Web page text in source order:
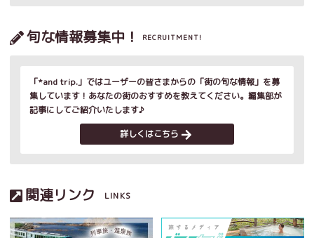
旬な情報募集中！ RECRUITMENT!
「*and trip.」ではユーザーの皆さまからの「街の旬な情報」を募
集しています！あなたの街のおすすめを教えてください。編集部が
記事にしてご紹介いたします♪
詳しくはこちら
関連リンク LINKS